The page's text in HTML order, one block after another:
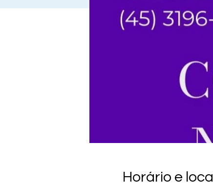
Horário e local